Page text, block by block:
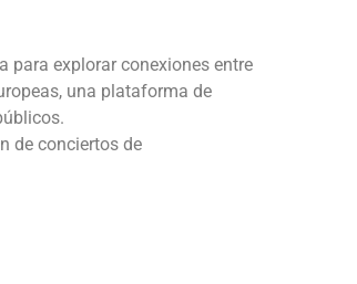
para explorar conexiones entre
una plataforma de
de conciertos de